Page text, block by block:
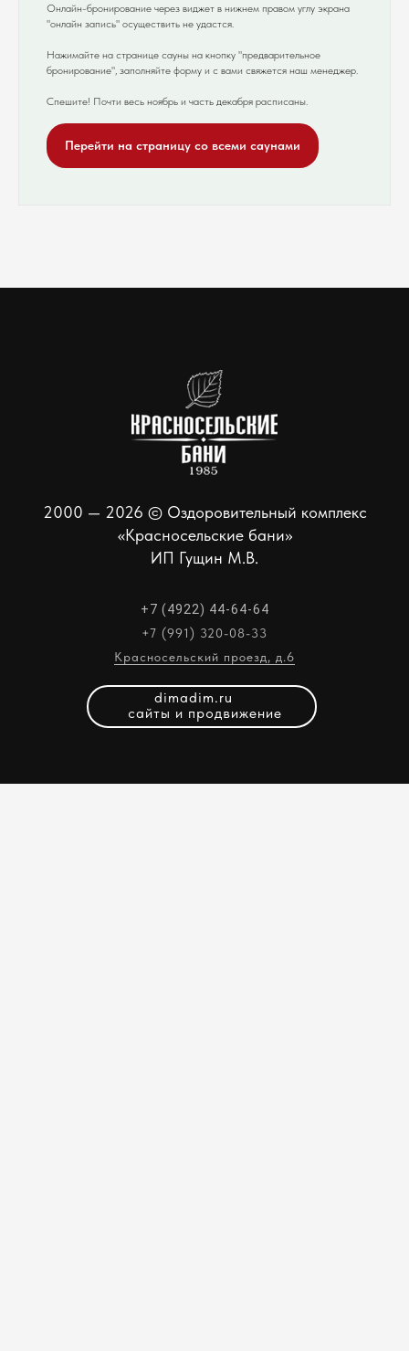
Онлайн-бронирование через виджет в нижнем правом углу экрана
"онлайн запись" осуществить не удастся.
Нажимайте на странице сауны на кнопку "предварительное
бронирование", заполняйте форму и с вами свяжется наш менеджер.
Спешите! Почти весь ноябрь и часть декабря расписаны.
Перейти на страницу со всеми саунами
2000 — 2026 © Оздоровительный комплекс
«Красносельские бани»
ИП Гущин М.В.
+7 (4922) 44-64-64
+7 (991) 320-08-33
Красносельский проезд, д.6
dimadim.ru
сайты и продвижение